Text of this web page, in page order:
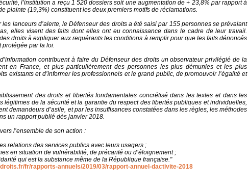
l’institution a reçu 1 520 dossiers soit une augmentation de + 23,8% par rapport à
plainte (19,3%) constituent les deux premiers motifs de réclamations.
lanceurs d’alerte, le Défenseur des droits a été saisi par 155 personnes se prévalant
elles visent des faits dont elles ont eu connaissance dans le cadre de leur travail.
droits à expliquer aux requérants les conditions à remplir pour que les faits dénoncés
protégée par la loi.
contribuent à faire du Défenseur des droits un observateur privilégié de la
en France, et plus particulièrement des personnes les plus démunies et les plus
existants et d’informer les professionnels et le grand public, de promouvoir l’égalité et
des droits et libertés fondamentales concrétisé dans les textes et dans les
légitimes de la sécurité et la garantie du respect des libertés publiques et individuelles,
demandeurs d’asile, et par les insuffisances constatées dans les règles, les méthodes
un rapport publié dès janvier 2018.
l’ensemble de son action :
relations des services publics avec leurs usagers ;
en situation de vulnérabilité, de précarité ou d’éloignement ;
qui est la substance même de la République française."
fr/rapports-annuels/2019/03/rapport-annuel-dactivite-2018